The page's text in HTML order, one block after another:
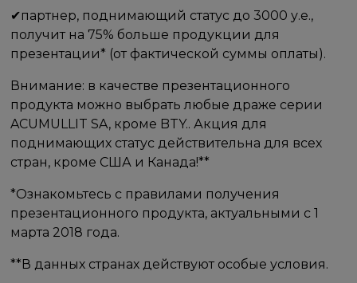
✔​партнер, поднимающий статус до 3000 у.е.,​
получит на 75% больше продукции для
презентации* (от фактической суммы оплаты).
Внимание: в качестве презентационного
продукта можно выбрать любые драже серии
ACUMULLIT SA, кроме BTY.. Акция для
поднимающих статус действительна для всех
стран, кроме США и Канада!**
*Ознакомьтесь с правилами получения
презентационного продукта, актуальными с 1
марта 2018 года.
**​В​ данных странах действуют особые условия.